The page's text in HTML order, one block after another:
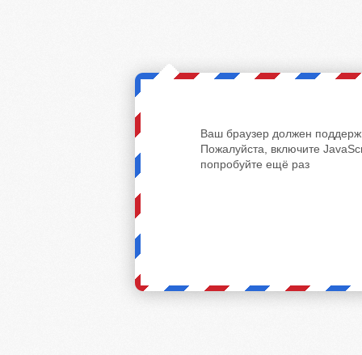
Ваш браузер должен
Пожалуйста, включите
попробуйте ещё раз